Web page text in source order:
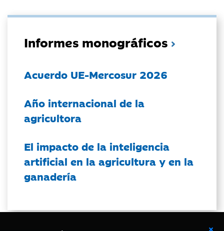
Informes monográficos
Acuerdo UE-Mercosur 2026
Año internacional de la
agricultora
El impacto de la inteligencia
artificial en la agricultura y en la
ganadería